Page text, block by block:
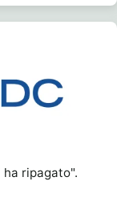
ripagato".